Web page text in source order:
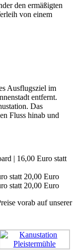
den ermäßigten
von einem
Ausflugsziel im
entfernt.
Das
Fluss hinab und
| 16,00 Euro statt
statt 20,00 Euro
statt 20,00 Euro
vorab auf unserer